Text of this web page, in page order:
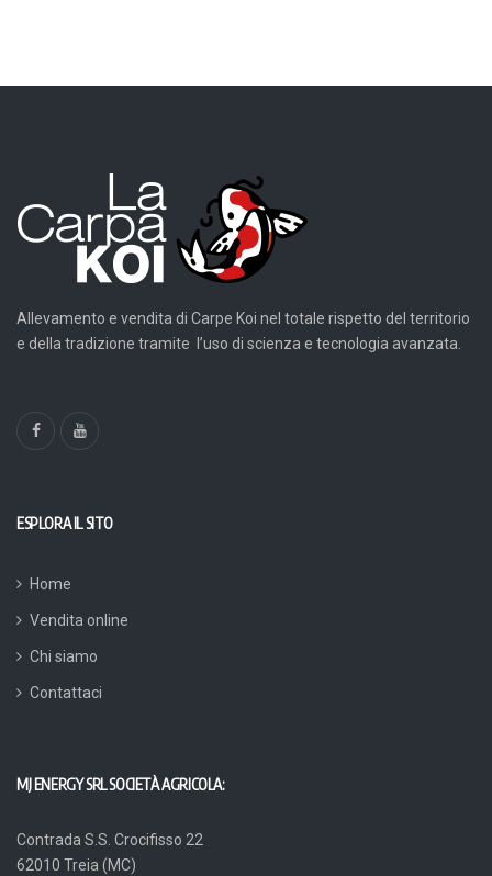
Allevamento e vendita di Carpe Koi nel totale rispetto del territorio
e della tradizione tramite l’uso di scienza e tecnologia avanzata.
ESPLORA IL SITO
Home
Vendita online
Chi siamo
Contattaci
MJ ENERGY SRL SOCIETÀ AGRICOLA:
Contrada S.S. Crocifisso 22
62010 Treia (MC)